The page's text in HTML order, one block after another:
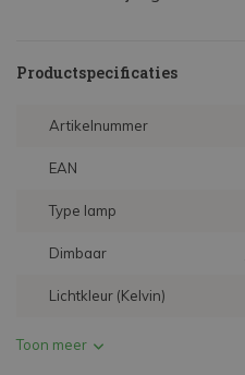
Productspecificaties
Artikelnummer
EAN
Type lamp
Dimbaar
Lichtkleur (Kelvin)
Toon meer